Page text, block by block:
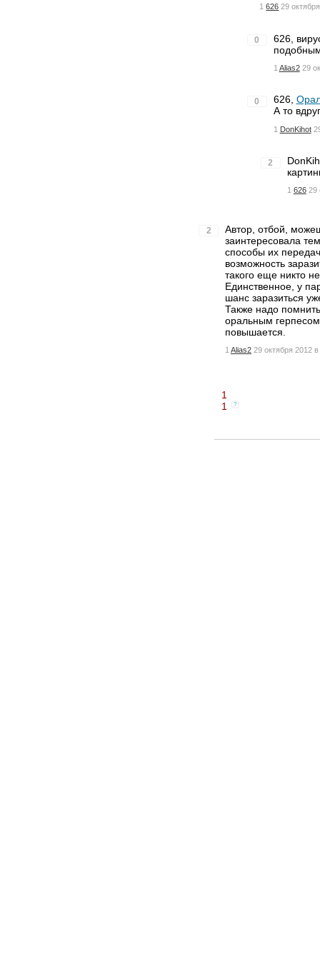
1 626 29
0
626,
1 Alias2 29
0 626,
А то
1 DonKihot
2
1 626 29
2
Автор, отбой,
заинтересовала
способы их
возможность
такого еще никто
Единственное, у
шанс заразиться
Также надо
оральным
повышается.
1 Alias2 29 октября 2012
1
1
?